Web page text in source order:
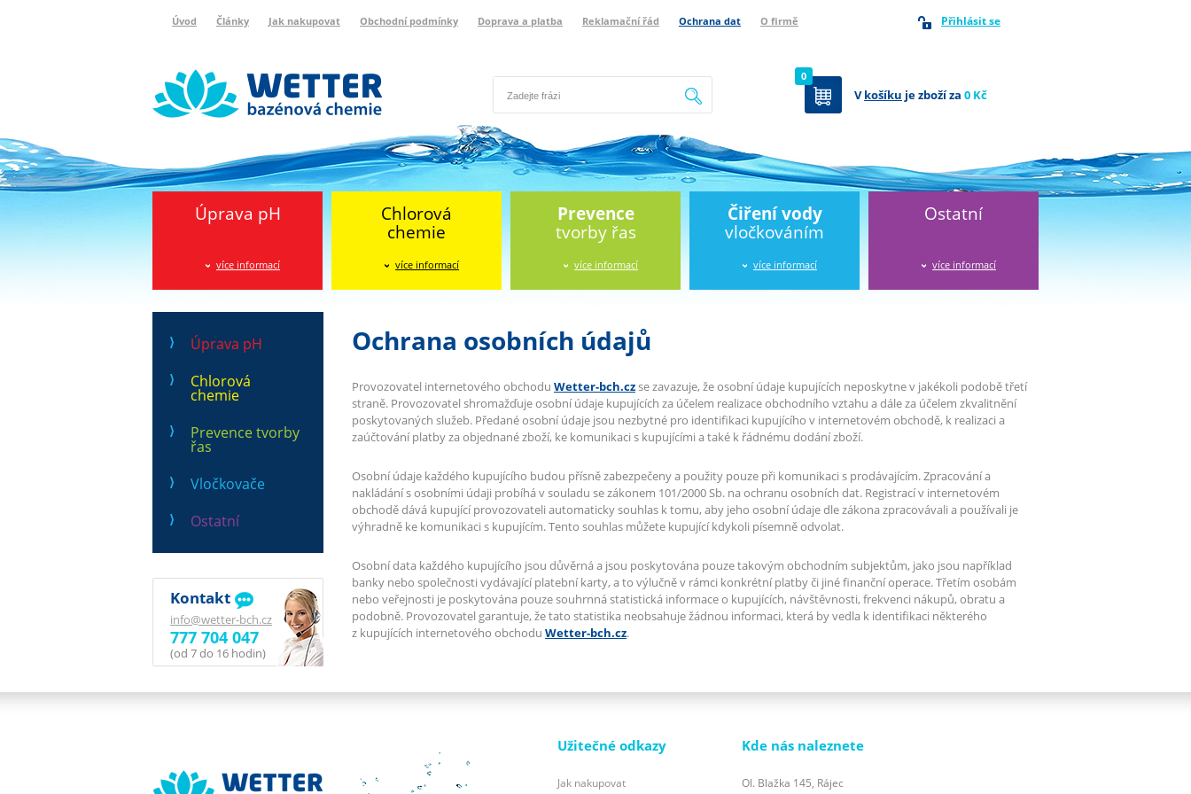
Úvod Články Jak nakupovat Obchodní podmínky Doprava a platba Reklamační řád Ochrana dat O firmě Přihlásit se
Hledat
Vkošíku je zboží za 0 Kč
0
Úprava pH
více informací
Chlorová
chemie
více informací
Prevence
tvorby řas
více informací
Čiření vody
vločkováním
více informací
Ostatní
více informací
Úprava pH
Chlorová
chemie
Prevence tvorby
řas
Vločkovače
Ostatní
Kontakt
info@wetter-bch.cz
777 704 047
(od 7 do 16 hodin)
Ochrana osobních údajů
Provozovatel internetového obchodu Wetter-bch.czse zavazuje, že osobní údaje kupujících neposkytne v jakékoli podobě třetí
straně. Provozovatel shromažďuje osobní údaje kupujících za účelem realizace obchodního vztahu a dále za účelem zkvalitnění
poskytovaných služeb. Předané osobní údaje jsou nezbytné pro identifikaci kupujícího v internetovém obchodě, k realizaci a
zaúčtování platby za objednané zboží, ke komunikaci s kupujícími a také k řádnému dodání zboží.
Osobní údaje každého kupujícího budou přísně zabezpečeny a použity pouze při komunikaci s prodávajícím. Zpracování a
nakládání s osobními údaji probíhá v souladu se zákonem 101/2000 Sb. na ochranu osobních dat. Registrací v internetovém
obchodě dává kupující provozovateli automaticky souhlas k tomu, aby jeho osobní údaje dle zákona zpracovávali a používali je
výhradně ke komunikaci s kupujícím. Tento souhlas můžete kupující kdykoli písemně odvolat.
Osobní data každého kupujícího jsou důvěrná a jsou poskytována pouze takovým obchodním subjektům, jako jsou například
banky nebo společnosti vydávající platební karty, a to výlučně v rámci konkrétní platby či jiné finanční operace. Třetím osobám
nebo veřejnosti je poskytována pouze souhrnná statistická informace o kupujících, návštěvnosti, frekvenci nákupů, obratu a
podobně. Provozovatel garantuje, že tato statistika neobsahuje žádnou informaci, která by vedla k identifikaci některého
z kupujících internetového obchodu Wetter-bch.cz.
Užitečné odkazy
Jak nakupovat
Kde nás naleznete
Ol. Blažka 145, Rájec